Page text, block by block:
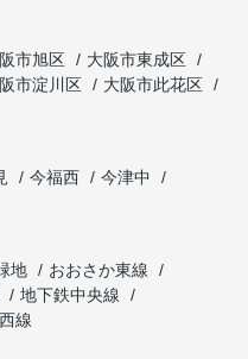
市旭区
大阪市東成区
市淀川区
大阪市此花区
今福西
今津中
地
おおさか東線
地下鉄中央線
線